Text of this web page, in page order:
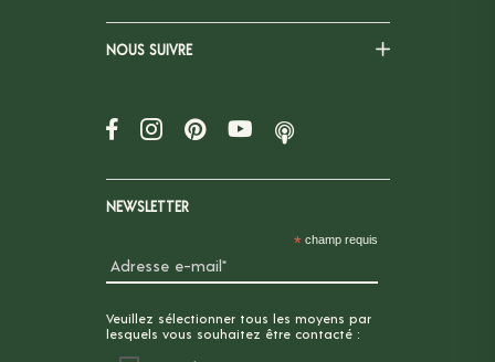
NOUS SUIVRE
NEWSLETTER
* champ requis
Veuillez sélectionner tous les moyens par
lesquels vous souhaitez être contacté :